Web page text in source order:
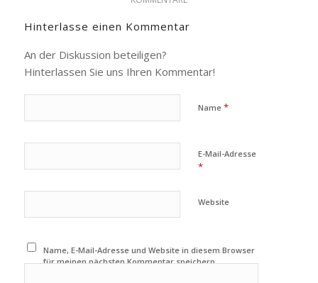
Hinterlasse einen Kommentar
An der Diskussion beteiligen?
Hinterlassen Sie uns Ihren Kommentar!
Name *
E-Mail-Adresse
*
Website
Name, E-Mail-Adresse und Website in diesem Browser
für meinen nächsten Kommentar speichern.